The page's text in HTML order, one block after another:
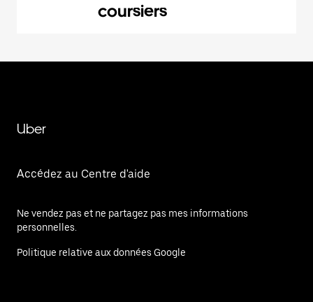
coursiers
Uber
Accédez au Centre d'aide
Ne vendez pas et ne partagez pas mes informations
personnelles.
Politique relative aux données Google